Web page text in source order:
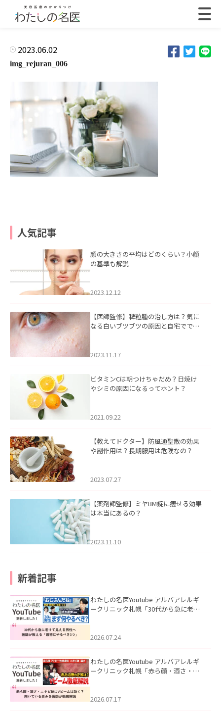
2023.06.02
img_rejuran_006
人気記事
顔の大きさの平均はどのくらい？小顔
の基準も解説
2023.12.12
【医師監修】稗粒腫の治し方は？気に
なる白いブツブツの原因と自宅ででき
2023.11.17
ビタミンCは朝つけちゃだめ？日焼け
やシミの原因になるってホント？
2021.09.22
【教えてドクター】防風通聖散の効果
や副作用は？長期服用は危険なの？
2023.07.27
【薬剤師監修】ミヤBM錠に痩せる効果
は本当にあるの？
2023.11.10
新着記事
わたしの名医Youtube アルバアレルギ
ークリニック札幌「30代から急に老け
た。
2026.07.24
わたしの名医Youtube アルバアレルギ
ークリニック札幌「赤ら顔・酒さ・ニ
した。
2026.07.17